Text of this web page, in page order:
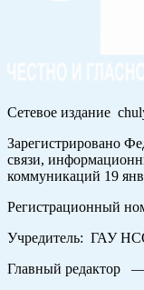
Сетевое издание
Зарегистрировано
связи,
коммуникаций 19
Регистрационный
Учредитель: ГАУ
Главный редактор